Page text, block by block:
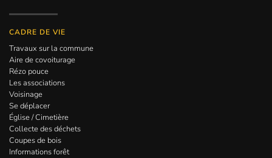
CADRE DE VIE
Travaux sur la commune
Aire de covoiturage
Rézo pouce
Les associations
Voisinage
Se déplacer
Église / Cimetière
Collecte des déchets
Coupes de bois
Informations forêt